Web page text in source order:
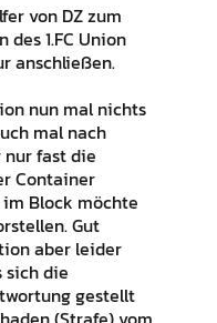
von DZ zum
1.FC Union
anschließen.
nun mal nichts
mal nach
nur fast die
Container
Block möchte
Gut
aber leider
sich die
gestellt